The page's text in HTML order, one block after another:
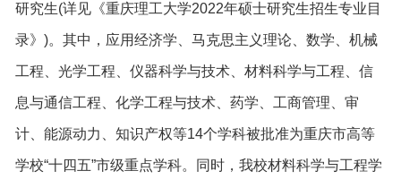
研究生(详见《重庆理工大学2022年硕士研究生招生专业目
录》)。其中，应用经济学、马克思主义理论、数学、机械
工程、光学工程、仪器科学与技术、材料科学与工程、信
息与通信工程、化学工程与技术、药学、工商管理、审
计、能源动力、知识产权等14个学科被批准为重庆市高等
学校“十四五”市级重点学科。同时，我校材料科学与工程学